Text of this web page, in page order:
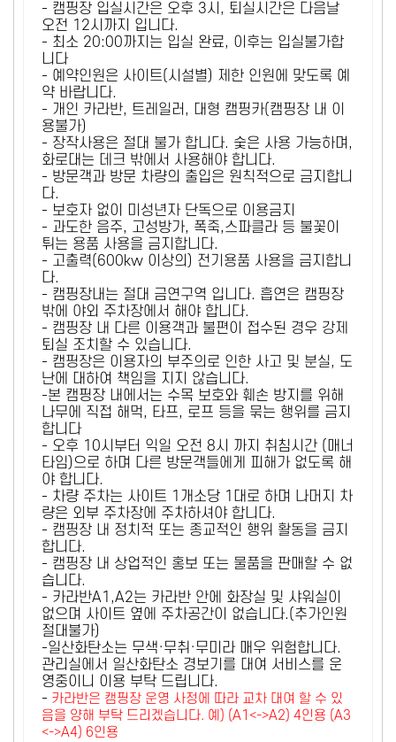
- 캠핑장 입실시간은 오후 3시, 퇴실시간은 다음날
오전 12시까지 입니다.
- 최소 20:00까지는 입실 완료, 이후는 입실불가합
니다
- 예약인원은 사이트(시설별) 제한 인원에 맞도록 예
약 바랍니다.
- 개인 카라반, 트레일러, 대형 캠핑카(캠핑장 내 이
용불가)
- 장작사용은 절대 불가 합니다. 숯은 사용 가능하며,
화로대는 데크 밖에서 사용해야 합니다.
- 방문객과 방문 차량의 출입은 원칙적으로 금지합니
다.
- 보호자 없이 미성년자 단독으로 이용금지
- 과도한 음주, 고성방가, 폭죽,스파클라 등 불꽃이
튀는 용품 사용을 금지합니다.
- 고출력(600kw 이상의) 전기용품 사용을 금지합니
다.
- 캠핑장내는 절대 금연구역 입니다. 흡연은 캠핑장
밖에 야외 주차장에서 해야 합니다.
- 캠핑장 내 다른 이용객과 불편이 접수된 경우 강제
퇴실 조치할 수 있습니다.
- 캠핑장은 이용자의 부주의로 인한 사고 및 분실, 도
난에 대하여 책임을 지지 않습니다.
-본 캠핑장 내에서는 수목 보호와 훼손 방지를 위해
나무에 직접 해먹, 타프, 로프 등을 묶는 행위를 금지
합니다
- 오후 10시부터 익일 오전 8시 까지 취침시간 (매너
타임)으로 하며 다른 방문객들에게 피해가 없도록 해
야 합니다.
- 차량 주차는 사이트 1개소당 1대로 하며 나머지 차
량은 외부 주차장에 주차하셔야 합니다.
- 캠핑장 내 정치적 또는 종교적인 행위 활동을 금지
합니다.
- 캠핑장 내 상업적인 홍보 또는 물품을 판매할 수 없
습니다.
- 카라반A1,A2는 카라반 안에 화장실 및 샤워실이
없으며 사이트 옆에 주차공간이 없습니다.(추가인원
절대불가)
-일산화탄소는 무색·무취·무미라 매우 위험합니다.
관리실에서 일산화탄소 경보기를 대여 서비스를 운
영중이니 이용 부탁 드립니다.
- 카라반은 캠핑장 운영 사정에 따라 교차 대여 할 수 있
음을 양해 부탁 드리겠습니다. 예) (A1<->A2) 4인용 (A3
<->A4) 6인용